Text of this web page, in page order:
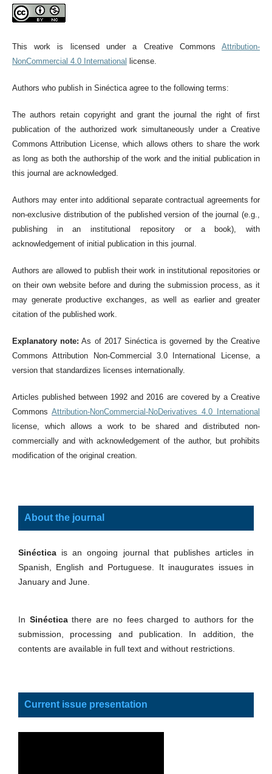
This work is licensed under a Creative CommonsAttribution-
NonCommercial 4.0 International license.
Authors who publish in Sinéctica agree to the following terms:
The authors retain copyright and grant the journal the right of first
publication of the authorized work simultaneously under a Creative
Commons Attribution License, which allows others to share the work
as long as both the authorship of the work and the initial publication in
this journal are acknowledged.
Authors may enter into additional separate contractual agreements for
non-exclusive distribution of the published version of the journal (e.g.,
publishing in an institutional repository or a book), with
acknowledgement of initial publication in this journal.
Authors are allowed to publish their work in institutional repositories or
on their own website before and during the submission process, as it
may generate productive exchanges, as well as earlier and greater
citation of the published work.
Explanatory note: As of 2017 Sinéctica is governed by the Creative
Commons Attribution Non-Commercial 3.0 International License, a
version that standardizes licenses internationally.
Articles published between 1992 and 2016 are covered by a Creative
Commons Attribution-NonCommercial-NoDerivatives 4.0 International
license, which allows a work to be shared and distributed non-
commercially and with acknowledgement of the author, but prohibits
modification of the original creation.
About the journal
Sinéctica is an ongoing journal that publishes articles in
Spanish, English and Portuguese. It inaugurates issues in
January and June.
In Sinécticathere are no fees charged to authors for the
submission, processing and publication. In addition, the
contents are available in full text and without restrictions.
Current issue presentation